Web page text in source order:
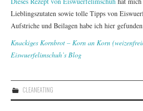
Lieblingszutaten sowie tolle Tipps von
Aufstriche und Beilagen habe ich hier
Knackiges Kornbrot – Korn an Korn
Eiswuerfelimschuh’s Blog
CLEANEATING